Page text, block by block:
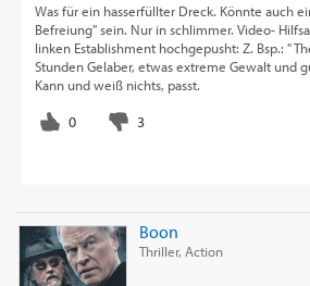
Was für ein hasserfüllter Dreck. Könnte auch
Befreiung" sein. Nur in schlimmer. Video-
linken Establishment hochgepusht: Z. Bsp.: "
Stunden Gelaber, etwas extreme Gewalt und
Kann und weiß nichts, passt.
Boon
Thriller, Action